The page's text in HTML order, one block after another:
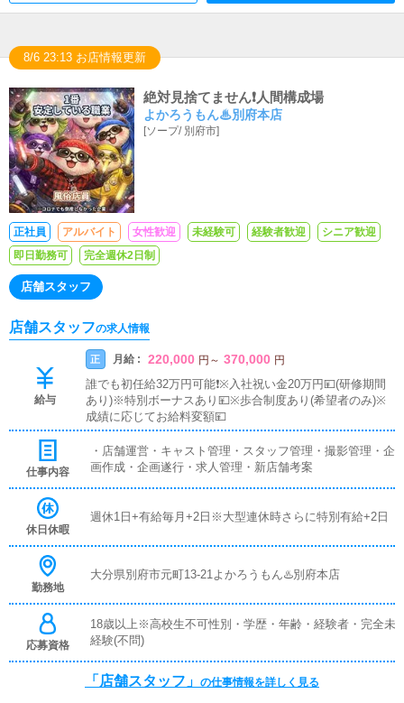
合はお問い合わせください※暴力団関係者及びそれに準ず
8/6 23:13 お店情報更新
絶対見捨てません❗️人間構成場
よかろうもん♨別府本店
[ソープ/ 別府市]
正社員 アルバイト 女性歓迎 未経験可 経験者歓迎
シニア歓迎
即日勤務可
完全週休2日制
店舗スタッフ
店舗スタッフの求人情報
給与
正 月給 : 220,000 円 ～ 370,000 円
誰でも初任給32万円可能❗️※入社祝い金20万円💴(研修期間
あり)※特別ボーナスあり💴※歩合制度あり(希望者のみ)※
成績に応じてお給料変額💴
仕事内容
・店舗運営・キャスト管理・スタッフ管理・撮影管理・企
画作成・企画遂行・求人管理・新店舗考案
休日休暇
週休1日+有給毎月+2日※大型連休時さらに特別有給+2日
勤務地
大分県別府市元町13-21よかろうもん♨️別府本店
応募資格
18歳以上※高校生不可性別・学歴・年齢・経験者・完全未
経験(不問)
「店舗スタッフ」 の仕事情報を詳しく見る